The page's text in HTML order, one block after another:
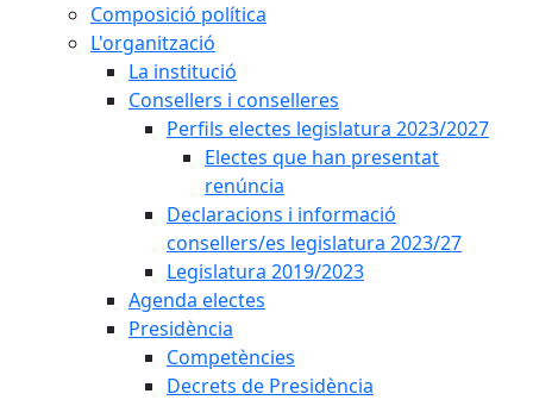
Composició política
L'organització
La institució
Consellers i conselleres
Perfils electes legislatura 2023/2027
Electes que han presentat
renúncia
Declaracions i informació
consellers/es legislatura 2023/27
Legislatura 2019/2023
Agenda electes
Presidència
Competències
Decrets de Presidència